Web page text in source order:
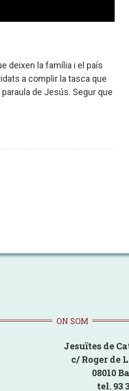
deixen la família i el país
a complir la tasca que
de Jesús. Segur que
ON SOM
Jesuïtes de
c/ Roger de
08010
tel. 93